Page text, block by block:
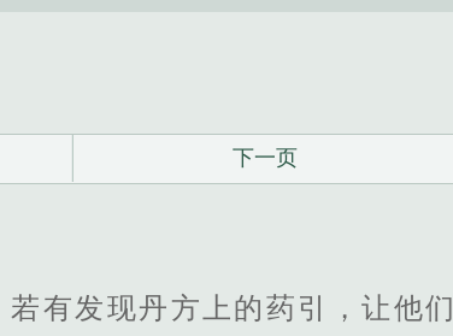
下一页
有发现丹方上的药引，让他们